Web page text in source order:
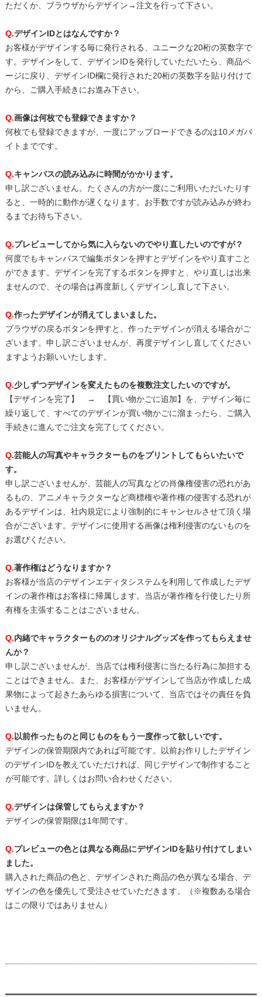
ただくか、ブラウザからデザイン→注文を行って下さい。
Q.デザインIDとはなんですか？
お客様がデザインする毎に発行される、ユニークな20桁の英数字で
す。デザインをして、デザインIDを発行していただいたら、商品ペ
ージに戻り、デザインID欄に発行された20桁の英数字を貼り付けて
から、ご購入手続きにお進み下さい。
Q.画像は何枚でも登録できますか？
何枚でも登録できますが、一度にアップロードできるのは10メガバ
イトまでです。
Q.キャンバスの読み込みに時間がかかります。
申し訳ございません。たくさんの方が一度にご利用いただいたりす
ると、一時的に動作が遅くなります。お手数ですが読み込みが終わ
るまでお待ち下さい。
Q.プレビューしてから気に入らないのでやり直したいのですが？
何度でもキャンバスで編集ボタンを押すとデザインをやり直すこと
ができます。デザインを完了するボタンを押すと、やり直しは出来
ませんので、その場合は再度新しくデザインし直して下さい。
Q.作ったデザインが消えてしまいました。
ブラウザの戻るボタンを押すと、作ったデザインが消える場合がご
ざいます。申し訳ございませんが、再度デザインし直してください
ますようお願いいたします。
Q.少しずつデザインを変えたものを複数注文したいのですが。
【デザインを完了】 → 【買い物かごに追加】を、デザイン毎に
繰り返して、すべてのデザインが買い物かごに溜まったら、ご購入
手続きに進んでご注文を完了してください。
Q.芸能人の写真やキャラクターものをプリントしてもらいたいで
す。
申し訳ございませんが、芸能人の写真などの肖像権侵害の恐れがあ
るもの、アニメキャラクターなど商標権や著作権の侵害する恐れが
あるデザインは、社内規定により強制的にキャンセルさせて頂く場
合がございます。デザインに使用する画像は権利侵害のないものを
お選びください。
Q.著作権はどうなりますか？
お客様が当店のデザインエディタシステムを利用して作成したデザ
インの著作権はお客様に帰属します。当店が著作権を行使したり所
有権を主張することはございません。
Q.内緒でキャラクターもののオリジナルグッズを作ってもらえませ
んか？
申し訳ございませんが、当店では権利侵害に当たる行為に加担する
ことはできません。また、お客様がデザインして当店が作成した成
果物によって起きたあらゆる損害について、当店ではその責任を負
いません。
Q. 以前作ったものと同じものをもう一度作って欲しいです。
デザインの保管期限内であれば可能です。以前お作りしたデザイン
のデザインIDを教えていただければ、同じデザインで制作すること
が可能です。詳しくはお問い合わせください。
Q.デザインは保管してもらえますか？
デザインの保管期限は1年間です。
Q.プレビューの色とは異なる商品にデザインIDを貼り付けてしまい
ました。
購入された商品の色と、デザインされた商品の色が異なる場合、デ
ザインの色を優先して受注させていただきます。（※複数ある場合
はこの限りではありません）